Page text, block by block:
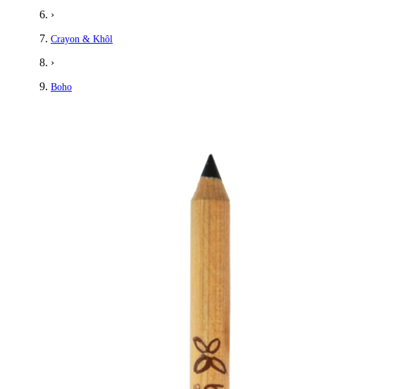
›
Crayon & Khôl
›
Boho